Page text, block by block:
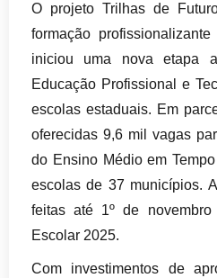
O projeto Trilhas de
formação
iniciou uma nova etapa
Educação Profissional e
escolas estaduais. Em
oferecidas 9,6 mil vagas
do Ensino Médio em
escolas de 37 municípios.
feitas até 1º de
Escolar 2025.
Com investimentos de